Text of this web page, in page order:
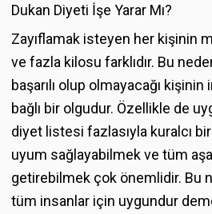
Dukan Diyeti İşe Yarar Mı?
Zayıflamak isteyen her kişinin
ve fazla kilosu farklıdır. Bu
başarılı olup olmayacağı
bağlı bir olgudur. Özellikle de
diyet listesi fazlasıyla kuralcı
uyum sağlayabilmek ve tüm
getirebilmek çok önemlidir. Bu
tüm insanlar için uygundur